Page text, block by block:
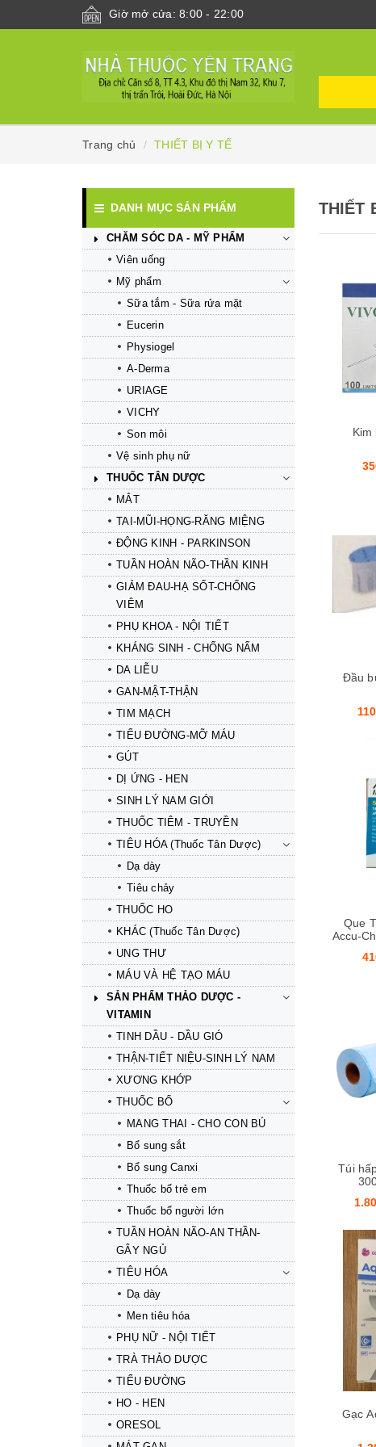
Giờ mở cửa: 8:00 - 22:00
Trang chủ THIẾT BỊ Y TẾ
THIẾT
Kim
Mua hàng
Đầu
Mua hàng
Que
Accu-
Mua hàng
Túi
Mua hàng
Gạc
Mua hàng Mua hàng
DANH MỤC SẢN PHẨM
CHĂM SÓC DA - MỸ PHẨM
Viên uống
Mỹ phẩm
Sữa tắm - Sữa rửa mặt
Eucerin
Physiogel
A-Derma
URIAGE
VICHY
Son môi
Vệ sinh phụ nữ
THUỐC TÂN DƯỢC
MẮT
TAI-MŨI-HỌNG-RĂNG MIỆNG
ĐỘNG KINH - PARKINSON
TUẦN HOÀN NÃO-THẦN KINH
GIẢM ĐAU-HẠ SỐT-CHỐNG
VIÊM
PHỤ KHOA - NỘI TIẾT
KHÁNG SINH - CHỐNG NẤM
DA LIỄU
GAN-MẬT-THẬN
TIM MẠCH
TIỂU ĐƯỜNG-MỠ MÁU
GÚT
DỊ ỨNG - HEN
SINH LÝ NAM GIỚI
THUỐC TIÊM - TRUYỀN
TIÊU HÓA (Thuốc Tân Dược)
Dạ dày
Tiêu chảy
THUỐC HO
KHÁC (Thuốc Tân Dược)
UNG THƯ
MÁU VÀ HỆ TẠO MÁU
SẢN PHẨM THẢO DƯỢC -
VITAMIN
TINH DẦU - DẦU GIÓ
THẬN-TIẾT NIỆU-SINH LÝ NAM
XƯƠNG KHỚP
THUỐC BỔ
MANG THAI - CHO CON BÚ
Bổ sung sắt
Bổ sung Canxi
Thuốc bổ trẻ em
Thuốc bổ người lớn
TUẦN HOÀN NÃO-AN THẦN-
GÂY NGỦ
TIÊU HÓA
Dạ dày
Men tiêu hóa
PHỤ NỮ - NỘI TIẾT
TRÀ THẢO DƯỢC
TIỂU ĐƯỜNG
HO - HEN
ORESOL